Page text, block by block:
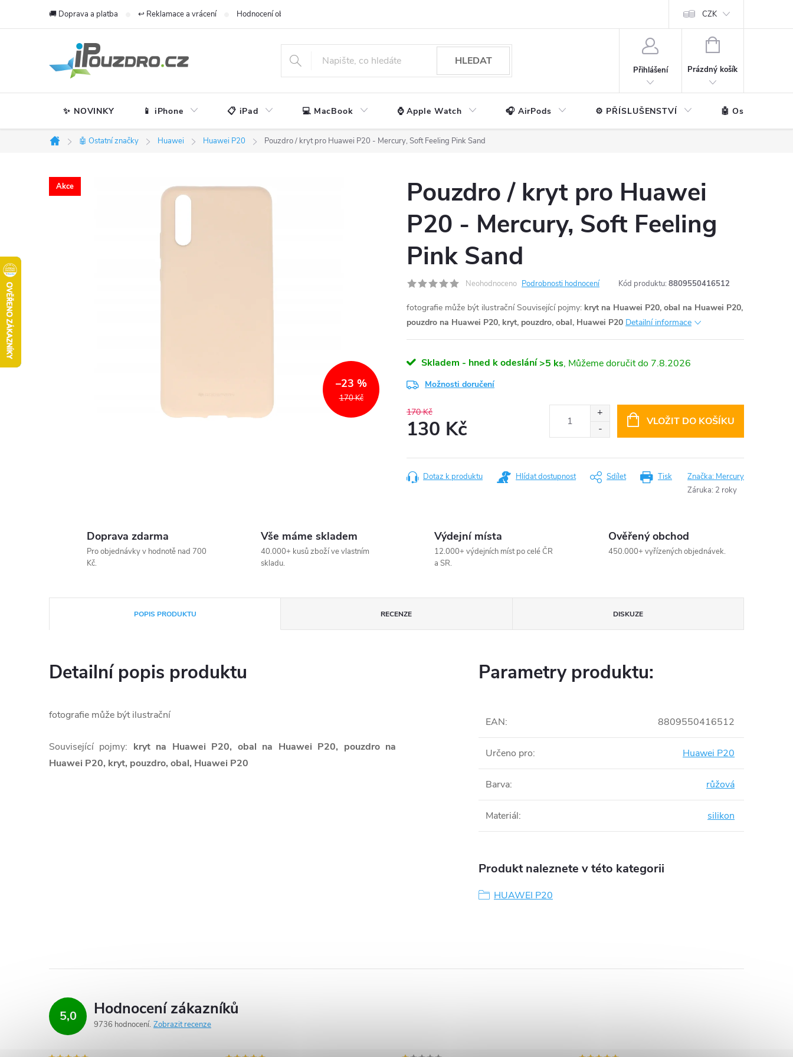
🚚 Doprava a platba ↩️ Reklamace a vrácení Hodnocení obchodu CZK
HLEDAT
Přihlášení
NÁKUPNÍ
Prázdný košík
✨ NOVINKY 📱 iPhone 📋 iPad 💻 MacBook ⌚ Apple Watch 🎧 AirPods ⚙️ PŘÍSLUŠENSTVÍ 🤖 Ostatní
Domů
🤖 Ostatní značky Huawei Huawei P20 Pouzdro / kryt pro Huawei P20 - Mercury, Soft Feeling Pink Sand
Akce
170 Kč
–23 %
Pouzdro / kryt pro Huawei
P20 - Mercury, Soft Feeling
Pink Sand
Neohodnoceno Podrobnosti hodnocení Kód produktu: 8809550416512
fotografie může být ilustrační Související pojmy: kryt na Huawei P20, obal na Huawei P20,
pouzdro na Huawei P20, kryt, pouzdro, obal, Huawei P20 Detailní informace
Skladem - hned k odeslání>5 ks 7.8.2026
Možnosti doručení
170 Kč
130 Kč
cena:
VLOŽIT DO KOŠÍKU
Tisk
Dotaz k produktu Hlídat dostupnost Sdílet Značka: Mercury
Záruka: 2 roky
Doprava zdarma
Pro objednávky v hodnotě nad 700
Kč.
Vše máme skladem
40.000+ kusů zboží ve vlastním
skladu.
Výdejní místa
12.000+ výdejních míst po celé ČR
a SR.
Ověřený obchod
450.000+ vyřízených objednávek.
POPIS PRODUKTU RECENZE DISKUZE
Detailní popis produktu
fotografie může být ilustrační
Související pojmy: kryt na Huawei P20, obal na Huawei P20, pouzdro na
Huawei P20, kryt, pouzdro, obal, Huawei P20
Parametry produktu:
EAN: 8809550416512
Určeno pro: Huawei P20
Barva: růžová
Materiál: silikon
Produkt naleznete v této kategorii
HUAWEI P20
5,0 Hodnocení zákazníků
9736 hodnocení Zobrazit recenze